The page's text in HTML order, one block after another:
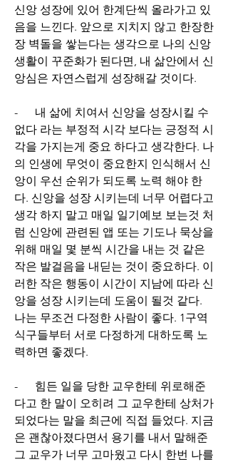
신앙 성장에 있어 한계단씩 올라가고 있
음을 느낀다. 앞으로 지치지 않고 한장한
장 벽돌을 쌓는다는 생각으로 나의 신앙
생활이 꾸준화가 된다면, 내 삶안에서 신
앙심은 자연스럽게 성장해갈 것이다.
-      내 삶에 치여서 신앙을 성장시킬 수
없다 라는 부정적 시각 보다는 긍정적 시
각을 가지는게 중요 하다고 생각한다. 나
의 인생에 무엇이 중요한지 인식해서 신
앙이 우선 순위가 되도록 노력 해야 한
다. 신앙을 성장 시키는데 너무 어렵다고
생각 하지 말고 매일 일기예보 보는것 처
럼 신앙에 관련된 앱 또는 기도나 묵상을
위해 매일 몇 분씩 시간을 내는 것 같은
작은 발걸음을 내딛는 것이 중요하다. 이
러한 작은 행동이 시간이 지남에 따라 신
앙을 성장 시키는데 도움이 될것 같다.
나는 무조건 다정한 사람이 좋다. 1구역
식구들부터 서로 다정하게 대하도록 노
력하면 좋겠다.
-      힘든 일을 당한 교우한테 위로해준
다고 한 말이 오히려 그 교우한테 상처가
되었다는 말을 최근에 직접 들었다. 지금
은 괜찮아졌다면서 용기를 내서 말해준
그 교우가 너무 고마웠고 다시 한번 나를